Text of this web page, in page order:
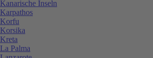
Kanarische Inseln
Karpathos
Korfu
Korsika
Kreta
La Palma